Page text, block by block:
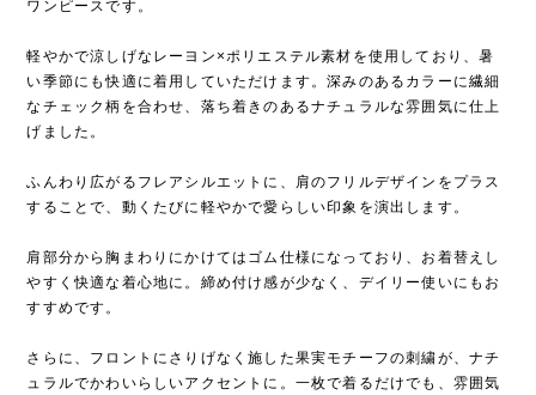
ワンピースです。
軽やかで涼しげなレーヨン×ポリエステル素材を使用しており、暑
い季節にも快適に着用していただけます。深みのあるカラーに繊細
なチェック柄を合わせ、落ち着きのあるナチュラルな雰囲気に仕上
げました。
ふんわり広がるフレアシルエットに、肩のフリルデザインをプラス
することで、動くたびに軽やかで愛らしい印象を演出します。
肩部分から胸まわりにかけてはゴム仕様になっており、お着替えし
やすく快適な着心地に。締め付け感が少なく、デイリー使いにもお
すすめです。
さらに、フロントにさりげなく施した果実モチーフの刺繍が、ナチ
ュラルでかわいらしいアクセントに。一枚で着るだけでも、雰囲気